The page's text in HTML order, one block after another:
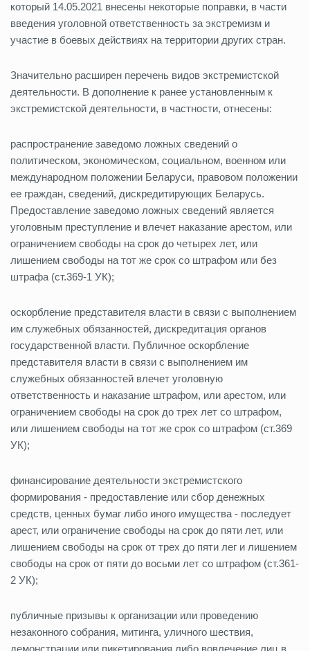
который 14.05.2021 внесены некоторые поправки, в части
введения уголовной ответственность за экстремизм и
участие в боевых действиях на территории других стран.
Значительно расширен перечень видов экстремистской
деятельности. В дополнение к ранее установленным к
экстремистской деятельности, в частности, отнесены:
распространение заведомо ложных сведений о
политическом, экономическом, социальном, военном или
международном положении Беларуси, правовом положении
ее граждан, сведений, дискредитирующих Беларусь.
Предоставление заведомо ложных сведений является
уголовным преступление и влечет наказание арестом, или
ограничением свободы на срок до четырех лет, или
лишением свободы на тот же срок со штрафом или без
штрафа (ст.369-1 УК);
оскорбление представителя власти в связи с выполнением
им служебных обязанностей, дискредитация органов
государственной власти. Публичное оскорбление
представителя власти в связи с выполнением им
служебных обязанностей влечет уголовную
ответственность и наказание штрафом, или арестом, или
ограничением свободы на срок до трех лет со штрафом,
или лишением свободы на тот же срок со штрафом (ст.369
УК);
финансирование деятельности экстремистского
формирования - предоставление или сбор денежных
средств, ценных бумаг либо иного имущества - последует
арест, или ограничение свободы на срок до пяти лет, или
лишением свободы на срок от трех до пяти лег и лишением
свободы на срок от пяти до восьми лет со штрафом (ст.361-
2 УК);
публичные призывы к организации или проведению
незаконного собрания, митинга, уличного шествия,